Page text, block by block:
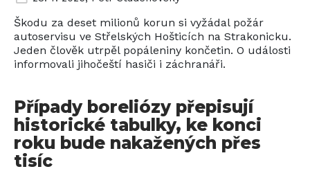
Škodu za deset milionů korun si vyžádal požár
autoservisu ve Střelských Hošticích na Strakonicku.
Jeden člověk utrpěl popáleniny končetin. O události
informovali jihočeští hasiči i záchranáři.
Případy boreliózy přepisují
historické tabulky, ke konci
roku bude nakažených přes
tisíc